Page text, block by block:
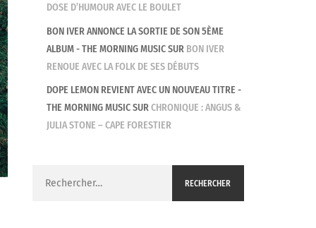
DOSE D’HUMOUR AVEC LE BOULET
BON IVER ANNONCE LA SORTIE DE SON 5ÈME
ALBUM - THE MORNING MUSICSUR BON IVER
RENOUE AVEC LA FOLK DE SES DÉBUTS
DOPE LEMON REVIENT AVEC UN NOUVEAU TITRE -
THE MORNING MUSICSURCHRONIQUE : ANGUS &
JULIA STONE – CAPE FORESTIER